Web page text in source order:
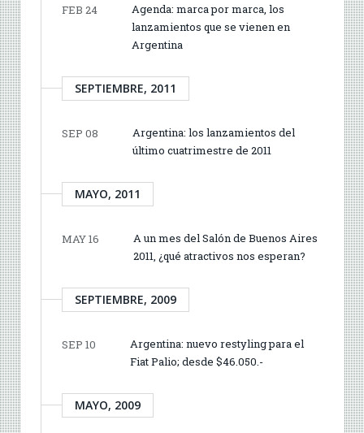
FEB 24
Agenda: marca por marca, los
lanzamientos que se vienen en
Argentina
SEPTIEMBRE, 2011
SEP 08
Argentina: los lanzamientos del
último cuatrimestre de 2011
MAYO, 2011
MAY 16
A un mes del Salón de Buenos Aires
2011, ¿qué atractivos nos esperan?
SEPTIEMBRE, 2009
SEP 10
Argentina: nuevo restyling para el
Fiat Palio; desde $46.050.-
MAYO, 2009